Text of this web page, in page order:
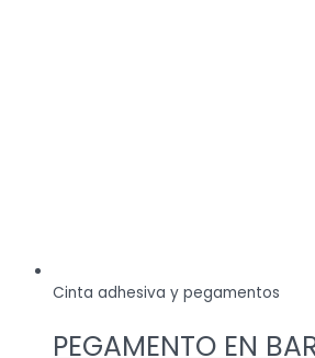
Cinta adhesiva y pegamentos
PEGAMENTO EN